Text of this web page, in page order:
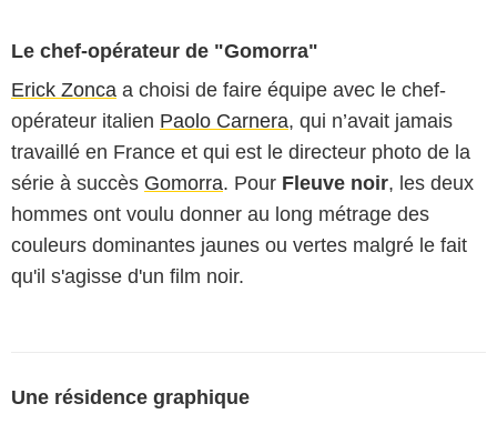
Le chef-opérateur de "Gomorra"
Erick Zonca a choisi de faire équipe avec le chef-
opérateur italien Paolo Carnera, qui n’avait jamais
travaillé en France et qui est le directeur photo de la
série à succès Gomorra. Pour Fleuve noir, les deux
hommes ont voulu donner au long métrage des
couleurs dominantes jaunes ou vertes malgré le fait
qu'il s'agisse d'un film noir.
Une résidence graphique